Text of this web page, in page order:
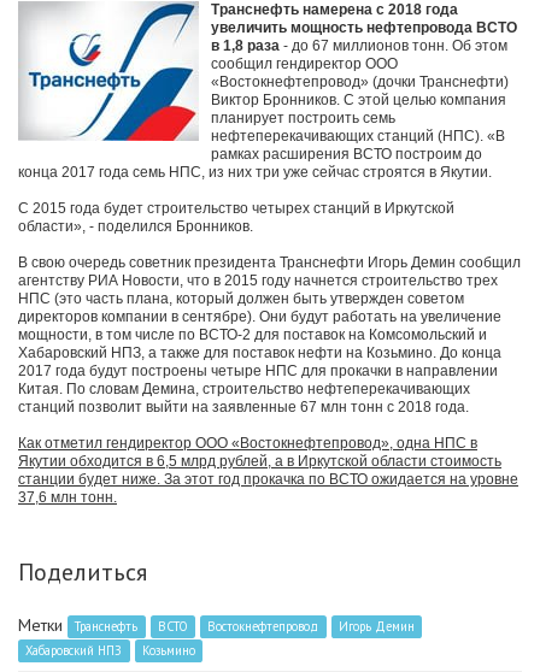
Транснефть намерена с 2018 года
увеличить мощность нефтепровода ВСТО
в 1,8 раза - до 67 миллионов тонн. Об этом
сообщил гендиректор ООО
«Востокнефтепровод» (дочки Транснефти)
Виктор Бронников. С этой целью компания
планирует построить семь
нефтеперекачивающих станций (НПС). «В
рамках расширения ВСТО построим до
конца 2017 года семь НПС, из них три уже сейчас строятся в Якутии.
С 2015 года будет строительство четырех станций в Иркутской
области», - поделился Бронников.
В свою очередь советник президента Транснефти Игорь Демин сообщил
агентству РИА Новости, что в 2015 году начнется строительство трех
НПС (это часть плана, который должен быть утвержден советом
директоров компании в сентябре). Они будут работать на увеличение
мощности, в том числе по ВСТО-2 для поставок на Комсомольский и
Хабаровский НПЗ, а также для поставок нефти на Козьмино. До конца
2017 года будут построены четыре НПС для прокачки в направлении
Китая. По словам Демина, строительство нефтеперекачивающих
станций позволит выйти на заявленные 67 млн тонн с 2018 года.
Как отметил гендиректор ООО «Востокнефтепровод», одна НПС в
Якутии обходится в 6,5 млрд рублей, а в Иркутской области стоимость
станции будет ниже. За этот год прокачка по ВСТО ожидается на уровне
37,6 млн тонн.
Поделиться
Метки Транснефть ВСТО Востокнефтепровод
Игорь Демин
Хабаровский НПЗ
Козьмино